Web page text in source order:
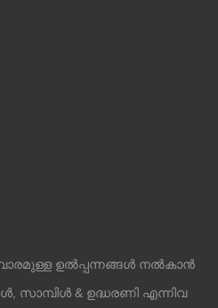
ഉൽപ്പന്നങ്ങൾ നൽകാൻ
സാമ്പിൾ & ഉദ്ധരണി എന്നിവ